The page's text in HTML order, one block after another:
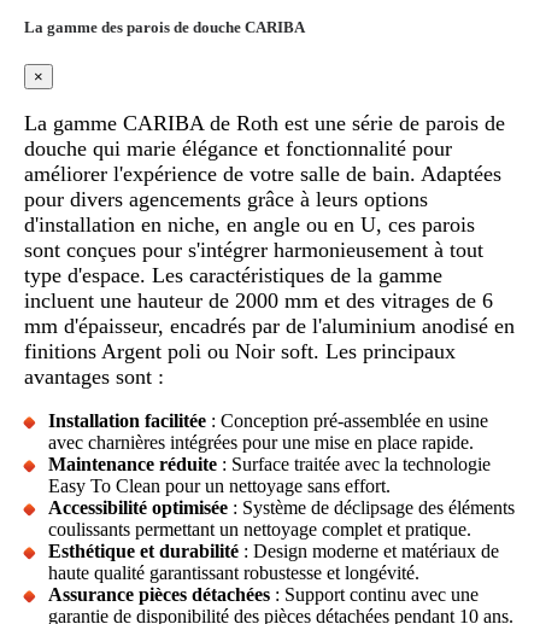
La gamme des parois de douche CARIBA
×
La gamme CARIBA de Roth est une série de parois de
douche qui marie élégance et fonctionnalité pour
améliorer l'expérience de votre salle de bain. Adaptées
pour divers agencements grâce à leurs options
d'installation en niche, en angle ou en U, ces parois
sont conçues pour s'intégrer harmonieusement à tout
type d'espace. Les caractéristiques de la gamme
incluent une hauteur de 2000 mm et des vitrages de 6
mm d'épaisseur, encadrés par de l'aluminium anodisé en
finitions Argent poli ou Noir soft. Les principaux
avantages sont :
Installation facilitée : Conception pré-assemblée en usine
avec charnières intégrées pour une mise en place rapide.
Maintenance réduite : Surface traitée avec la technologie
Easy To Clean pour un nettoyage sans effort.
Accessibilité optimisée : Système de déclipsage des éléments
coulissants permettant un nettoyage complet et pratique.
Esthétique et durabilité : Design moderne et matériaux de
haute qualité garantissant robustesse et longévité.
Assurance pièces détachées : Support continu avec une
garantie de disponibilité des pièces détachées pendant 10 ans.